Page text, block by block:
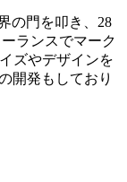
の門を叩き、28
ランスでマーク
ズやデザインを
開発もしており